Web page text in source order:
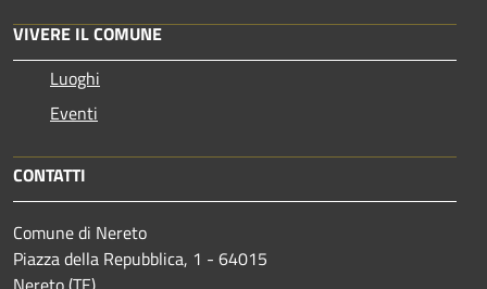
VIVERE IL COMUNE
Luoghi
Eventi
CONTATTI
Comune di Nereto
Piazza della Repubblica, 1 - 64015